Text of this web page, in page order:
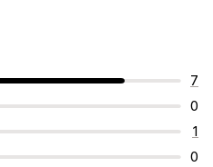
7
0
1
0